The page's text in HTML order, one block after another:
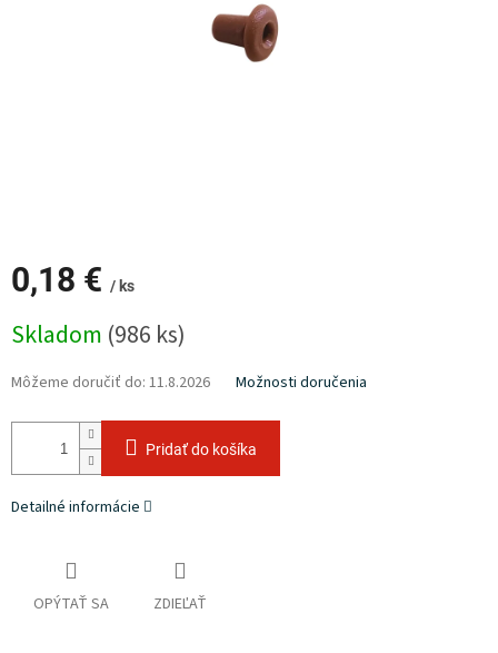
0,18 € / ks
cena:
Skladom (986 ks)
Môžeme doručiť do: 11.8.2026 Možnosti doručenia
Pridať do košíka
Detailné informácie
OPÝTAŤ SA ZDIEĽAŤ